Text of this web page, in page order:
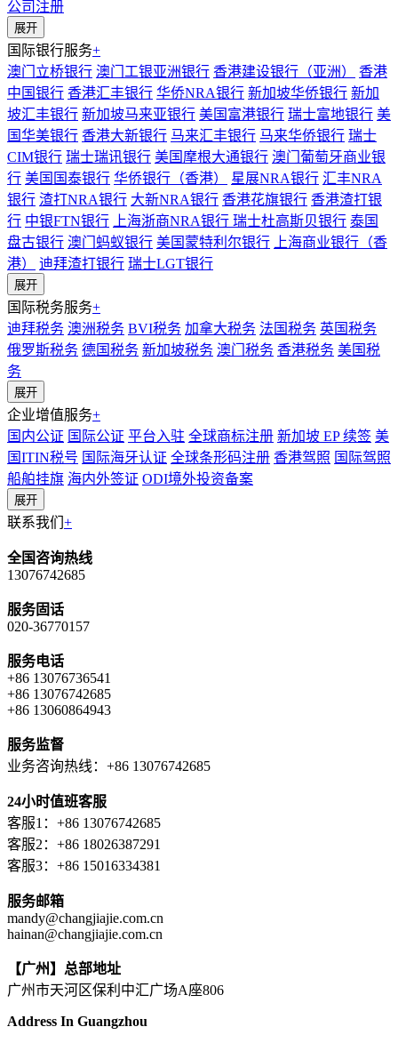
公司注册
展开
国际银行服务+
澳门立桥银行 澳门工银亚洲银行 香港建设银行（亚洲）
香港
中国银行 香港汇丰银行 华侨NRA银行 新加坡华侨银行 新加
坡汇丰银行 新加坡马来亚银行 美国富港银行 瑞士富地银行 美
国华美银行 香港大新银行 马来汇丰银行 马来华侨银行 瑞士
CIM银行 瑞士瑞讯银行 美国摩根大通银行 澳门葡萄牙商业银
行 美国国泰银行 华侨银行（香港） 星展NRA银行 汇丰NRA
银行 渣打NRA银行 大新NRA银行 香港花旗银行 香港渣打银
行 中银FTN银行 上海浙商NRA银行 瑞士杜高斯贝银行 泰国
盘古银行 澳门蚂蚁银行 美国蒙特利尔银行
上海商业银行（香
港）
迪拜渣打银行 瑞士LGT银行
展开
国际税务服务+
迪拜税务 澳洲税务 BVI税务 加拿大税务 法国税务 英国税务
俄罗斯税务 德国税务 新加坡税务 澳门税务 香港税务 美国税
务
展开
企业增值服务+
国内公证 国际公证 平台入驻 全球商标注册 新加坡 EP 续签 美
国ITIN税号 国际海牙认证 全球条形码注册 香港驾照 国际驾照
船舶挂旗 海内外签证 ODI境外投资备案
展开
联系我们 +
全国咨询热线
13076742685
服务固话
020-36770157
服务电话
+86 13076736541
+86 13076742685
+86 13060864943
服务监督
业务咨询热线：+86 13076742685
24小时值班客服
客服1：+86 13076742685
客服2：+86 18026387291
客服3：+86 15016334381
服务邮箱
mandy@changjiajie.com.cn
hainan@changjiajie.com.cn
【广州】总部地址
广州市天河区保利中汇广场A座806
Address In Guangzhou